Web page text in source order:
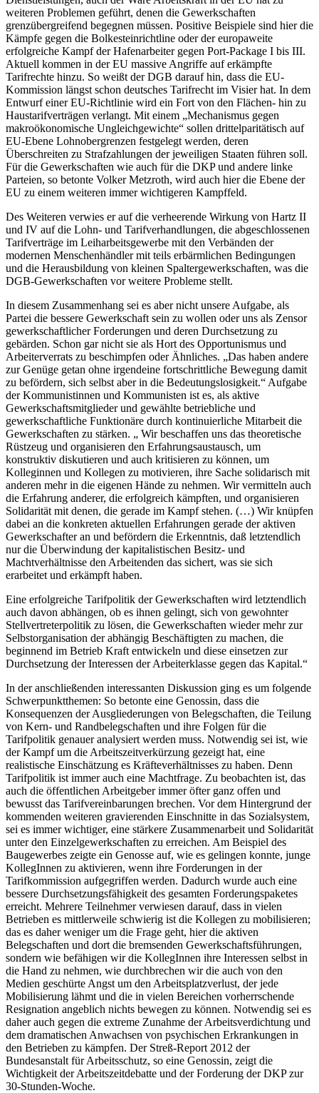
weiteren Problemen geführt, denen die Gewerkschaften
grenzübergreifend begegnen müssen. Positive Beispiele sind hier die
Kämpfe gegen die Bolkesteinrichtline oder der europaweite
erfolgreiche Kampf der Hafenarbeiter gegen Port-Package I bis III.
Aktuell kommen in der EU massive Angriffe auf erkämpfte
Tarifrechte hinzu. So weißt der DGB darauf hin, dass die EU-
Kommission längst schon deutsches Tarifrecht im Visier hat. In dem
Entwurf einer EU-Richtlinie wird ein Fort von den Flächen- hin zu
Haustarifverträgen verlangt. Mit einem „Mechanismus gegen
makroökonomische Ungleichgewichte“ sollen drittelparitätisch auf
EU-Ebene Lohnobergrenzen festgelegt werden, deren
Überschreiten zu Strafzahlungen der jeweiligen Staaten führen soll.
Für die Gewerkschaften wie auch für die DKP und andere linke
Parteien, so betonte Volker Metzroth, wird auch hier die Ebene der
EU zu einem weiteren immer wichtigeren Kampffeld.
Des Weiteren verwies er auf die verheerende Wirkung von Hartz II
und IV auf die Lohn- und Tarifverhandlungen, die abgeschlossenen
Tarifverträge im Leiharbeitsgewerbe mit den Verbänden der
modernen Menschenhändler mit teils erbärmlichen Bedingungen
und die Herausbildung von kleinen Spaltergewerkschaften, was die
DGB-Gewerkschaften vor weitere Probleme stellt.
In diesem Zusammenhang sei es aber nicht unsere Aufgabe, als
Partei die bessere Gewerkschaft sein zu wollen oder uns als Zensor
gewerkschaftlicher Forderungen und deren Durchsetzung zu
gebärden. Schon gar nicht sie als Hort des Opportunismus und
Arbeiterverrats zu beschimpfen oder Ähnliches. „Das haben andere
zur Genüge getan ohne irgendeine fortschrittliche Bewegung damit
zu befördern, sich selbst aber in die Bedeutungslosigkeit.“ Aufgabe
der Kommunistinnen und Kommunisten ist es, als aktive
Gewerkschaftsmitglieder und gewählte betriebliche und
gewerkschaftliche Funktionäre durch kontinuierliche Mitarbeit die
Gewerkschaften zu stärken. „ Wir beschaffen uns das theoretische
Rüstzeug und organisieren den Erfahrungsaustausch, um
konstruktiv diskutieren und auch kritisieren zu können, um
Kolleginnen und Kollegen zu motivieren, ihre Sache solidarisch mit
anderen mehr in die eigenen Hände zu nehmen. Wir vermitteln auch
die Erfahrung anderer, die erfolgreich kämpften, und organisieren
Solidarität mit denen, die gerade im Kampf stehen. (…) Wir knüpfen
dabei an die konkreten aktuellen Erfahrungen gerade der aktiven
Gewerkschafter an und befördern die Erkenntnis, daß letztendlich
nur die Überwindung der kapitalistischen Besitz- und
Machtverhältnisse den Arbeitenden das sichert, was sie sich
erarbeitet und erkämpft haben.
Eine erfolgreiche Tarifpolitik der Gewerkschaften wird letztendlich
auch davon abhängen, ob es ihnen gelingt, sich von gewohnter
Stellvertreterpolitik zu lösen, die Gewerkschaften wieder mehr zur
Selbstorganisation der abhängig Beschäftigten zu machen, die
beginnend im Betrieb Kraft entwickeln und diese einsetzen zur
Durchsetzung der Interessen der Arbeiterklasse gegen das Kapital.“
In der anschließenden interessanten Diskussion ging es um folgende
Schwerpunktthemen: So betonte eine Genossin, dass die
Konsequenzen der Ausgliederungen von Belegschaften, die Teilung
von Kern- und Randbelegschaften und ihre Folgen für die
Tarifpolitik genauer analysiert werden muss. Notwendig sei ist, wie
der Kampf um die Arbeitszeitverkürzung gezeigt hat, eine
realistische Einschätzung es Kräfteverhältnisses zu haben. Denn
Tarifpolitik ist immer auch eine Machtfrage. Zu beobachten ist, das
auch die öffentlichen Arbeitgeber immer öfter ganz offen und
bewusst das Tarifvereinbarungen brechen. Vor dem Hintergrund der
kommenden weiteren gravierenden Einschnitte in das Sozialsystem,
sei es immer wichtiger, eine stärkere Zusammenarbeit und Solidarität
unter den Einzelgewerkschaften zu erreichen. Am Beispiel des
Baugewerbes zeigte ein Genosse auf, wie es gelingen konnte, junge
KollegInnen zu aktivieren, wenn ihre Forderungen in der
Tarifkommission aufgegriffen werden. Dadurch wurde auch eine
bessere Durchsetzungsfähigkeit des gesamten Forderungspaketes
erreicht. Mehrere Teilnehmer verwiesen darauf, dass in vielen
Betrieben es mittlerweile schwierig ist die Kollegen zu mobilisieren;
das es daher weniger um die Frage geht, hier die aktiven
Belegschaften und dort die bremsenden Gewerkschaftsführungen,
sondern wie befähigen wir die KollegInnen ihre Interessen selbst in
die Hand zu nehmen, wie durchbrechen wir die auch von den
Medien geschürte Angst um den Arbeitsplatzverlust, der jede
Mobilisierung lähmt und die in vielen Bereichen vorherrschende
Resignation angeblich nichts bewegen zu können. Notwendig sei es
daher auch gegen die extreme Zunahme der Arbeitsverdichtung und
dem dramatischen Anwachsen von psychischen Erkrankungen in
den Betrieben zu kämpfen. Der Streß-Report 2012 der
Bundesanstalt für Arbeitsschutz, so eine Genossin, zeigt die
Wichtigkeit der Arbeitszeitdebatte und der Forderung der DKP zur
30-Stunden-Woche.